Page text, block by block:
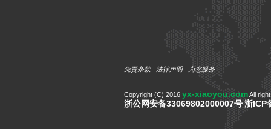
免责条款 法律声明 为您服务
Copyright (C) 2016 yx-xiaoyou.comAll
浙公网安备33069802000007号浙ICP